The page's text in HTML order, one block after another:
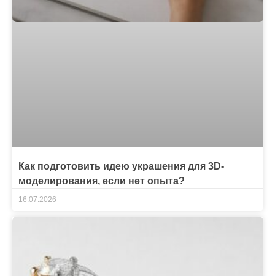
Как подготовить идею украшения для 3D-
моделирования, если нет опыта?
16.07.2026